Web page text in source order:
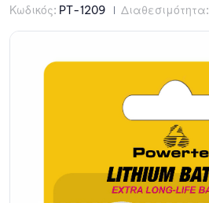
Κωδικός: PT-1209 Διαθεσιμότητα: